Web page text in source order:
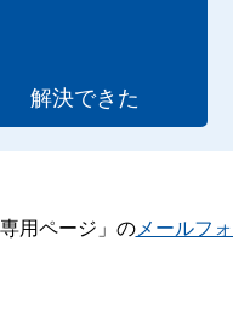
解決できた
用ページ」のメールフ